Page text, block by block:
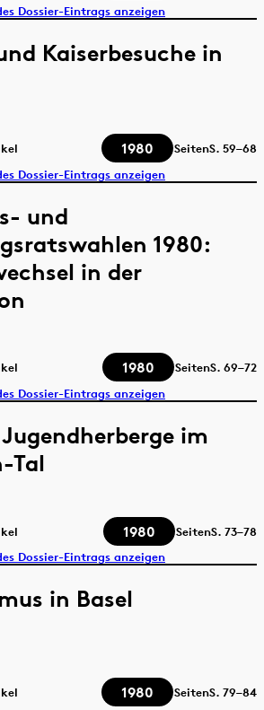
Dossier-Eintrags anzeigen
Kaiserbesuche in
1980 SeitenS. 59–68
Dossier-Eintrags anzeigen
und
1980:
in der
1980 SeitenS. 69–72
Dossier-Eintrags anzeigen
im
Tal
1980 SeitenS. 73–78
Dossier-Eintrags anzeigen
in Basel
1980 SeitenS. 79–84